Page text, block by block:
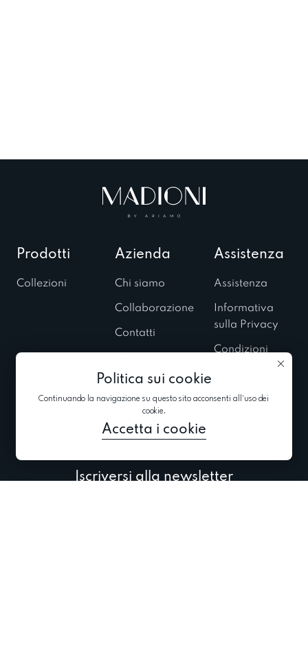
Politica sui cookie
Continuando la navigazione su questo sito acconsenti all'uso dei
cookie.
Accetta i cookie
Prodotti
Collezioni
Azienda
Chi siamo
Collaborazione
Contatti
Esposizioni
private
Blog
Assistenza
Assistenza
Informativa
sulla Privacy
Condizioni
Iscriversi alla newsletter